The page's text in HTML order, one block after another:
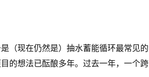
（现在仍然是）抽水蓄能循环最常见的
的想法已酝酿多年。过去一年，一个跨